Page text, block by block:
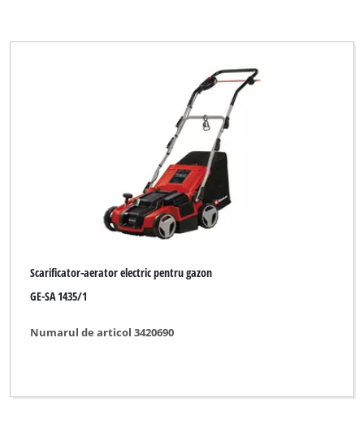
Scarificator-aerator electric pentru gazon
GE-SA 1435/1
Numarul de articol 3420690